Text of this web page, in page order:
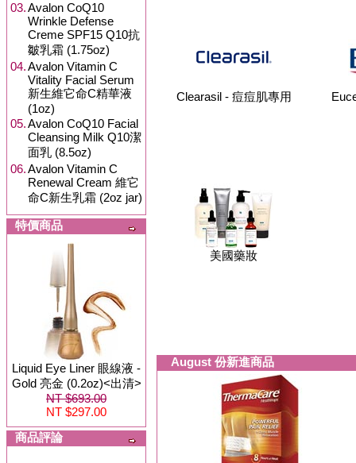
03.Avalon CoQ10
Wrinkle Defense
Creme SPF15 Q10抗
皺乳霜 (1.75oz)
04.Avalon Vitamin C
Vitality Facial Serum
新生維它命C精華液
(1oz)
05.Avalon CoQ10 Facial
Cleansing Milk Q10潔
面乳 (8.5oz)
06.Avalon Vitamin C
Renewal Cream 維它
命C新生乳霜 (2oz jar)
特價商品
Liquid Eye Liner 眼線液 -
Gold 亮金 (0.2oz)<出清>
NT $693.00
NT $297.00
商品評論
Clearasil - 痘痘肌專用
美國藥妝
August 份新進商品